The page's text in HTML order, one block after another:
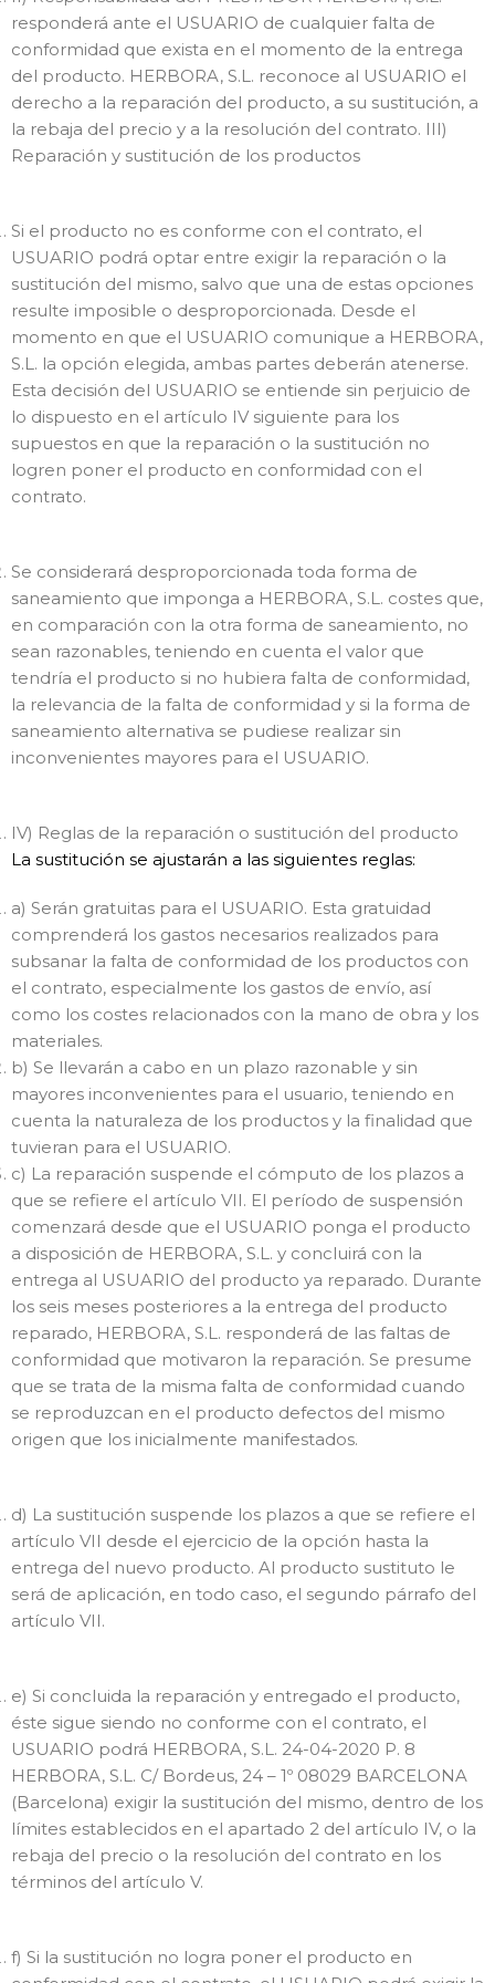
responderá ante el USUARIO de cualquier falta de
conformidad que exista en el momento de la entrega
del producto. HERBORA, S.L. reconoce al USUARIO el
derecho a la reparación del producto, a su sustitución, a
la rebaja del precio y a la resolución del contrato. III)
Reparación y sustitución de los productos
Si el producto no es conforme con el contrato, el
USUARIO podrá optar entre exigir la reparación o la
sustitución del mismo, salvo que una de estas opciones
resulte imposible o desproporcionada. Desde el
momento en que el USUARIO comunique a HERBORA,
S.L. la opción elegida, ambas partes deberán atenerse.
Esta decisión del USUARIO se entiende sin perjuicio de
lo dispuesto en el artículo IV siguiente para los
supuestos en que la reparación o la sustitución no
logren poner el producto en conformidad con el
contrato.
Se considerará desproporcionada toda forma de
saneamiento que imponga a HERBORA, S.L. costes que,
en comparación con la otra forma de saneamiento, no
sean razonables, teniendo en cuenta el valor que
tendría el producto si no hubiera falta de conformidad,
la relevancia de la falta de conformidad y si la forma de
saneamiento alternativa se pudiese realizar sin
inconvenientes mayores para el USUARIO.
IV) Reglas de la reparación o sustitución del producto
La sustitución se ajustarán a las siguientes reglas:
a) Serán gratuitas para el USUARIO. Esta gratuidad
comprenderá los gastos necesarios realizados para
subsanar la falta de conformidad de los productos con
el contrato, especialmente los gastos de envío, así
como los costes relacionados con la mano de obra y los
materiales.
b) Se llevarán a cabo en un plazo razonable y sin
mayores inconvenientes para el usuario, teniendo en
cuenta la naturaleza de los productos y la finalidad que
tuvieran para el USUARIO.
c) La reparación suspende el cómputo de los plazos a
que se refiere el artículo VII. El período de suspensión
comenzará desde que el USUARIO ponga el producto
a disposición de HERBORA, S.L. y concluirá con la
entrega al USUARIO del producto ya reparado. Durante
los seis meses posteriores a la entrega del producto
reparado, HERBORA, S.L. responderá de las faltas de
conformidad que motivaron la reparación. Se presume
que se trata de la misma falta de conformidad cuando
se reproduzcan en el producto defectos del mismo
origen que los inicialmente manifestados.
d) La sustitución suspende los plazos a que se refiere el
artículo VII desde el ejercicio de la opción hasta la
entrega del nuevo producto. Al producto sustituto le
será de aplicación, en todo caso, el segundo párrafo del
artículo VII.
e) Si concluida la reparación y entregado el producto,
éste sigue siendo no conforme con el contrato, el
USUARIO podrá HERBORA, S.L. 24-04-2020 P. 8
HERBORA, S.L. C/ Bordeus, 24 – 1º 08029 BARCELONA
(Barcelona) exigir la sustitución del mismo, dentro de los
límites establecidos en el apartado 2 del artículo IV, o la
rebaja del precio o la resolución del contrato en los
términos del artículo V.
f) Si la sustitución no logra poner el producto en